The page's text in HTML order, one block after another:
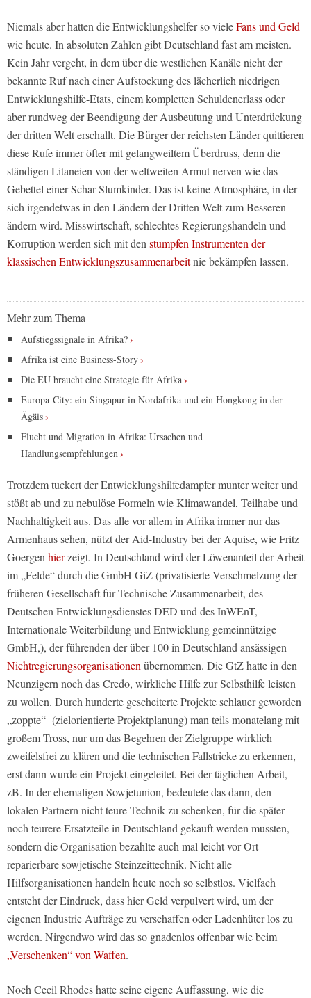
Niemals aber hatten die Entwicklungshelfer so vieleFans und Geld
wie heute. In absoluten Zahlen gibt Deutschland fast am meisten.
Kein Jahr vergeht, in dem über die westlichen Kanäle nicht der
bekannte Ruf nach einer Aufstockung des lächerlich niedrigen
Entwicklungshilfe-Etats, einem kompletten Schuldenerlass oder
aber rundweg der Beendigung der Ausbeutung und Unterdrückung
der dritten Welt erschallt. Die Bürger der reichsten Länder quittieren
diese Rufe immer öfter mit gelangweiltem Überdruss, denn die
ständigen Litaneien von der weltweiten Armut nerven wie das
Gebettel einer Schar Slumkinder. Das ist keine Atmosphäre, in der
sich irgendetwas in den Ländern der Dritten Welt zum Besseren
ändern wird. Misswirtschaft, schlechtes Regierungshandeln und
Korruption werden sich mit denstumpfen Instrumenten der
klassischen Entwicklungszusammenarbeitnie bekämpfen lassen.
Mehr zum Thema
Aufstiegssignale in Afrika?
Afrika ist eine Business-Story
Die EU braucht eine Strategie für Afrika
Europa-City: ein Singapur in Nordafrika und ein Hongkong in der
Ägäis
Flucht und Migration in Afrika: Ursachen und
Handlungsempfehlungen
Trotzdem tuckert der Entwicklungshilfedampfer munter weiter und
stößt ab und zu nebulöse Formeln wie Klimawandel, Teilhabe und
Nachhaltigkeit aus. Das alle vor allem in Afrika immer nur das
Armenhaus sehen, nützt der Aid-Industry bei der Aquise, wie Fritz
Goergenhierzeigt. In Deutschland wird der Löwenanteil der Arbeit
im „Felde“ durch die GmbH GiZ (privatisierte Verschmelzung der
früheren Gesellschaft für Technische Zusammenarbeit, des
Deutschen Entwicklungsdienstes DED und des InWEnT,
Internationale Weiterbildung und Entwicklung gemeinnützige
GmbH,), der führenden der über 100 in Deutschland ansässigen
Nichtregierungsorganisationenübernommen. Die GtZ hatte in den
Neunzigern noch das Credo, wirkliche Hilfe zur Selbsthilfe leisten
zu wollen. Durch hunderte gescheiterte Projekte schlauer geworden
„zoppte“ (zielorientierte Projektplanung) man teils monatelang mit
großem Tross, nur um das Begehren der Zielgruppe wirklich
zweifelsfrei zu klären und die technischen Fallstricke zu erkennen,
erst dann wurde ein Projekt eingeleitet. Bei der täglichen Arbeit,
zB. In der ehemaligen Sowjetunion, bedeutete das dann, den
lokalen Partnern nicht teure Technik zu schenken, für die später
noch teurere Ersatzteile in Deutschland gekauft werden mussten,
sondern die Organisation bezahlte auch mal leicht vor Ort
reparierbare sowjetische Steinzeittechnik. Nicht alle
Hilfsorganisationen handeln heute noch so selbstlos. Vielfach
entsteht der Eindruck, dass hier Geld verpulvert wird, um der
eigenen Industrie Aufträge zu verschaffen oder Ladenhüter los zu
werden. Nirgendwo wird das so gnadenlos offenbar wie beim
„Verschenken“ von Waffen.
Noch Cecil Rhodes hatte seine eigene Auffassung, wie die